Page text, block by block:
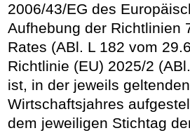
2006/43/EG des
Aufhebung der Richtlinien
Rates (ABl. L 182 vom
Richtlinie (EU) 2025/2
ist, in der jeweils
Wirtschaftsjahres
dem jeweiligen Stichtag